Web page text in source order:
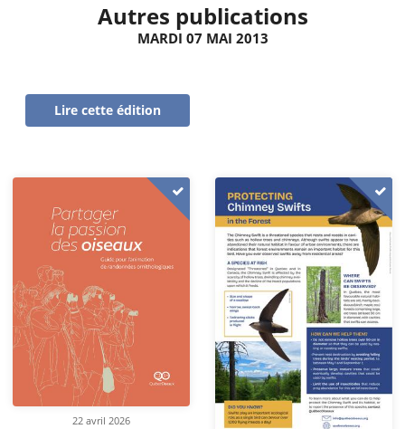
Autres publications
MARDI 07 MAI 2013
Lire cette édition
22 avril 2026